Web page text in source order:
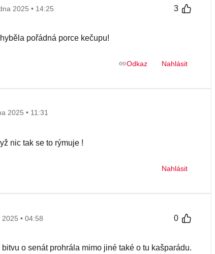
2025 • 14:25 3
pořádná porce kečupu!
Odkaz Nahlásit
2025 • 11:31
nic tak se to rýmuje !
Nahlásit
• 04:58 0
bitvu o senát prohrála mimo jiné také o tu kašparádu.